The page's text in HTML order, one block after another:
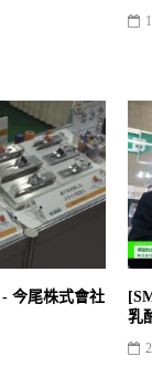
今尾株式會社
乳